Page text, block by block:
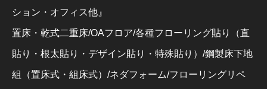
ション・オフィス他』
置床・乾式二重床/OAフロア/各種フローリング貼り（直
貼り・根太貼り・デザイン貼り・特殊貼り）/鋼製床下地
組（置床式・組床式）/ネダフォーム/フローリングリペ